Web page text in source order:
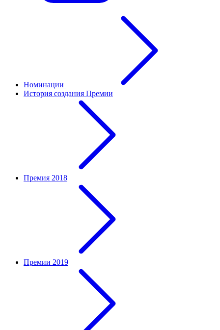
Номинации
История создания Премии
Премия 2018
Премии 2019